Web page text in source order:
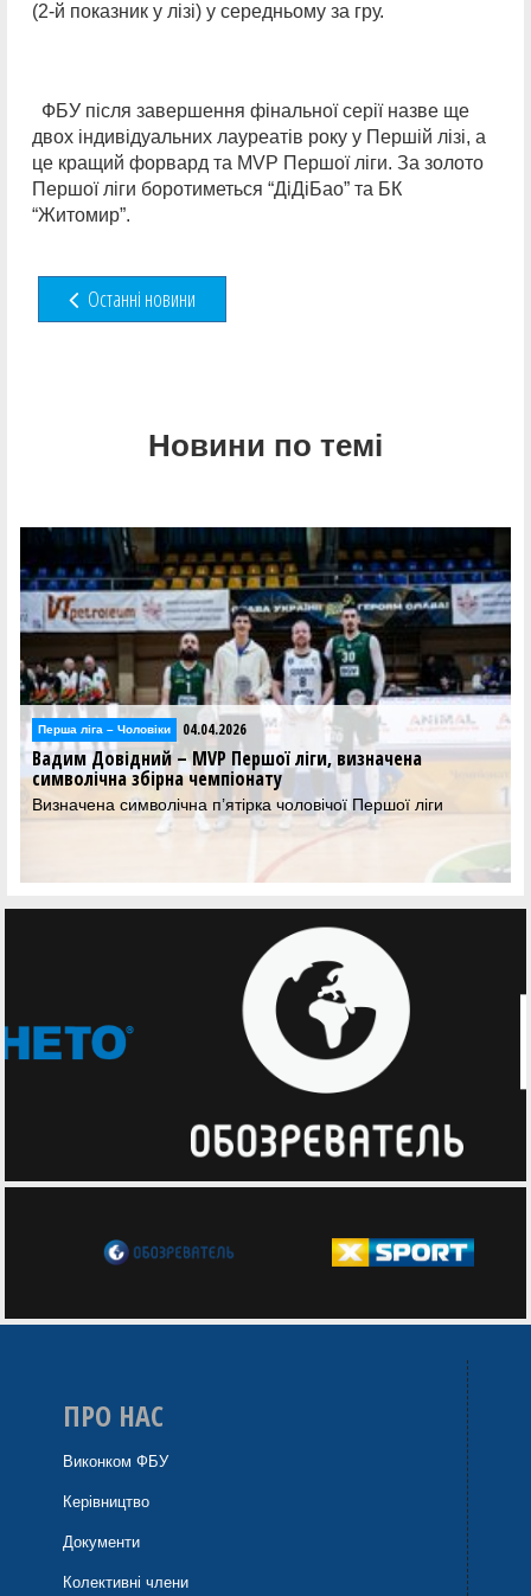
(2-й показник у лізі) у середньому за гру.
ФБУ після завершення фінальної серії назве ще
двох індивідуальних лауреатів року у Першій лізі, а
це кращий форвард та MVP Першої ліги. За золото
Першої ліги боротиметься “ДіДіБао” та БК
“Житомир”.
Останні новини
Новини по темі
Перша лiга – Чоловiки 04.04.2026
Вадим Довідний – MVP Першої ліги, визначена
символічна збірна чемпіонату
Визначена символічна п’ятірка чоловічої Першої ліги
ПРО НАС
Виконком ФБУ
Керівництво
Документи
Колективні члени